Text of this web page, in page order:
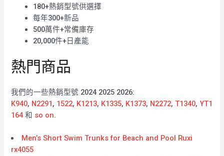
180+熱銷型號供選擇
每年300+新品
500萬件+常備庫存
20,000件+日產能
熱門商品
我們的一些熱銷型號 2024 2025 2026:
K940, N2291, 1522, K1213, K1335, K1373, N2272,T1340,YT1
164 和 so on.
Men’s Short Swim Trunks for Beach and Pool Ruxi
rx4055